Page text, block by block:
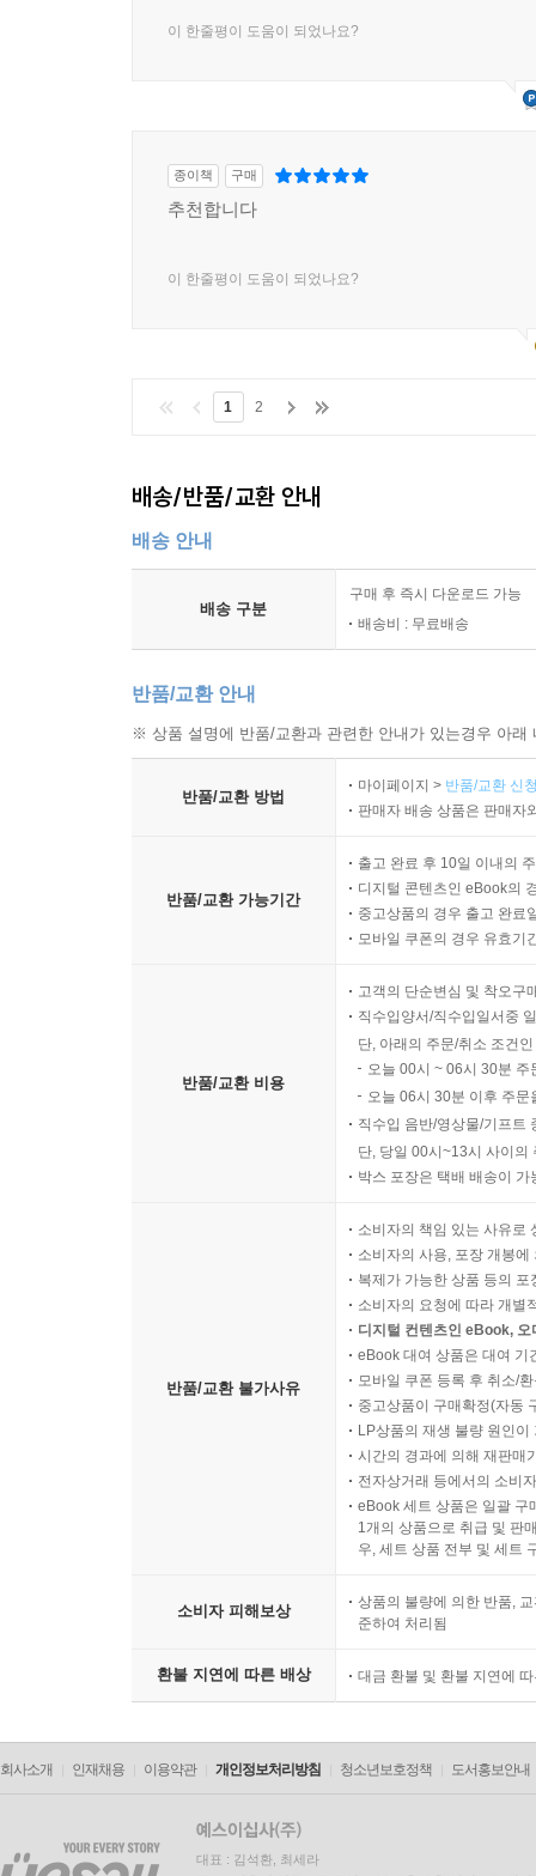
이 한줄평이 도움이 되었나요?
종이책 구매
추천합니다
이 한줄평이 도움이 되었나요?
1 2
배송/반품/교환 안내
배송 안내
배송 구분
구매 후 즉시 다운로드 가능
배송비 : 무료배송
반품/교환 안내
※ 상품 설명에 반품/교환과 관련한 안내가 있는경우 아
반품/교환 방법
마이페이지 > 반품/교환 신
판매자 배송 상품은 판매자
반품/교환 가능기간
출고 완료 후 10일 이내의
디지털 콘텐츠인 eBook의
중고상품의 경우 출고 완료
모바일 쿠폰의 경우 유효기
반품/교환 비용
고객의 단순변심 및 착오구
직수입양서/직수입일서중
단, 아래의 주문/취소 조건
오늘 00시 ~ 06시 30분
오늘 06시 30분 이후 주
직수입 음반/영상물/기프트
단, 당일 00시~13시 사이의
박스 포장은 택배 배송이
반품/교환 불가사유
소비자의 책임 있는 사유로
소비자의 사용, 포장 개봉
복제가 가능한 상품 등의
소비자의 요청에 따라 개별
디지털 컨텐츠인 eBook,
eBook 대여 상품은 대여 기
모바일 쿠폰 등록 후 취소/
중고상품이 구매확정(자동
LP상품의 재생 불량 원인
시간의 경과에 의해 재판매
전자상거래 등에서의 소비
eBook 세트 상품은 일괄 구
1개의 상품으로 취급 및 판
우, 세트 상품 전부 및 세트
소비자 피해보상
상품의 불량에 의한 반품,
준하여 처리됨
환불 지연에 따른 배상 대금 환불 및 환불 지연에
회사소개 인재채용 이용약관 개인정보처리방침 청소년보호정책 도서홍보안내
대표 : 김석환, 최세라